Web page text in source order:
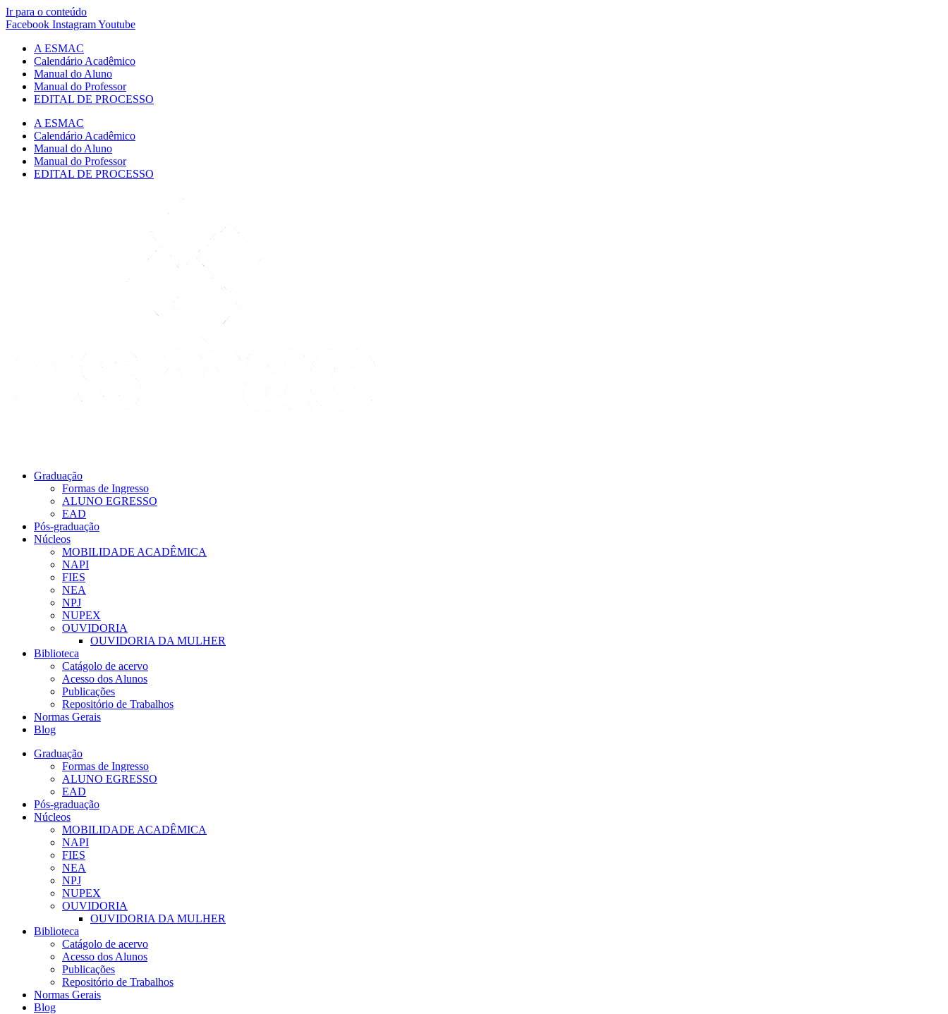
Ir para o conteúdo
Facebook InstagramYoutube
A ESMAC
Calendário Acadêmico
Manual do Aluno
Manual do Professor
EDITAL DE PROCESSO
A ESMAC
Calendário Acadêmico
Manual do Aluno
Manual do Professor
EDITAL DE PROCESSO
Graduação
Formas de Ingresso
ALUNO EGRESSO
EAD
Pós-graduação
Núcleos
MOBILIDADE ACADÊMICA
NAPI
FIES
NEA
NPJ
NUPEX
OUVIDORIA
OUVIDORIA DA MULHER
Biblioteca
Catágolo de acervo
Acesso dos Alunos
Publicações
Repositório de Trabalhos
Normas Gerais
Blog
Graduação
Formas de Ingresso
ALUNO EGRESSO
EAD
Pós-graduação
Núcleos
MOBILIDADE ACADÊMICA
NAPI
FIES
NEA
NPJ
NUPEX
OUVIDORIA
OUVIDORIA DA MULHER
Biblioteca
Catágolo de acervo
Acesso dos Alunos
Publicações
Repositório de Trabalhos
Normas Gerais
Blog